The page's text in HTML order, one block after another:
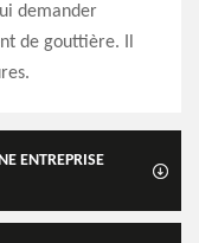
demander
de gouttière. Il
ENTREPRISE